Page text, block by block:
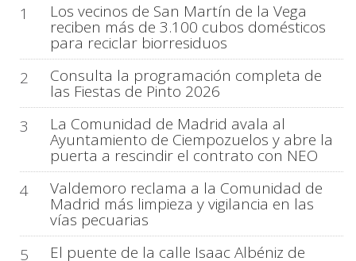
1 Los vecinos de San Martín de la Vega
reciben más de 3.100 cubos domésticos
para reciclar biorresiduos
2
Consulta la programación completa de
las Fiestas de Pinto 2026
3
La Comunidad de Madrid avala al
Ayuntamiento de Ciempozuelos y abre la
puerta a rescindir el contrato con NEO
4
Valdemoro reclama a la Comunidad de
Madrid más limpieza y vigilancia en las
vías pecuarias
5
El puente de la calle Isaac Albéniz de